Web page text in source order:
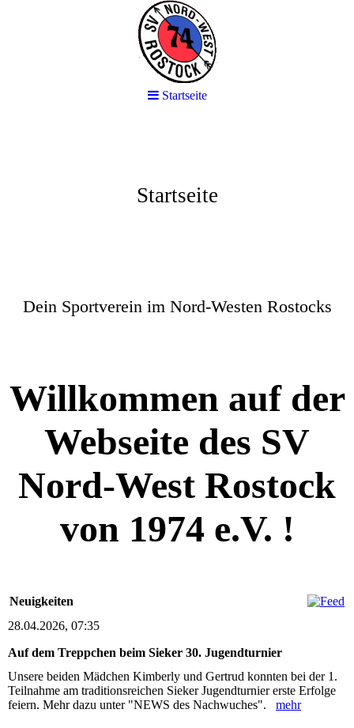
Startseite
Dein Sportverein im Nord-Westen Rostocks
Willkommen auf der
Webseite des SV
Nord-West Rostock
von 1974 e.V. !
Neuigkeiten
28.04.2026, 07:35
Auf dem Treppchen beim Sieker 30. Jugendturnier
Unsere beiden Mädchen Kimberly und Gertrud konnten bei der 1.
Teilnahme am traditionsreichen Sieker Jugendturnier erste Erfolge
feiern. Mehr dazu unter "NEWS des Nachwuches". mehr
Startseite